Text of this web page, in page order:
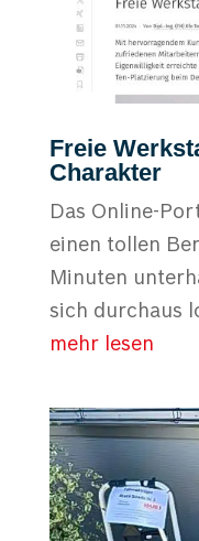
Freie
Charakter
Das Online-
einen tollen
Minuten
sich durchaus
mehr lesen